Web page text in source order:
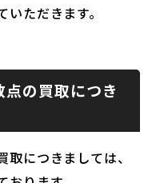
ただきます。
の買取につき
につきましては、